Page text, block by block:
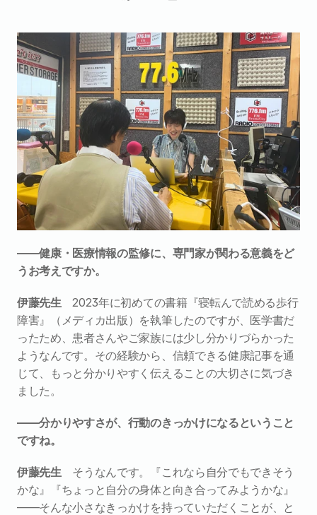
――健康・医療情報の監修に、専門家が関わる意義をど
うお考えですか。
伊藤先生 2023年に初めての書籍『寝転んで読める歩行
障害』（メディカ出版）を執筆したのですが、医学書だ
ったため、患者さんやご家族には少し分かりづらかった
ようなんです。その経験から、信頼できる健康記事を通
じて、もっと分かりやすく伝えることの大切さに気づき
ました。
――分かりやすさが、行動のきっかけになるということ
ですね。
伊藤先生 そうなんです。『これなら自分でもできそう
かな』『ちょっと自分の身体と向き合ってみようかな』
――そんな小さなきっかけを持っていただくことが、と